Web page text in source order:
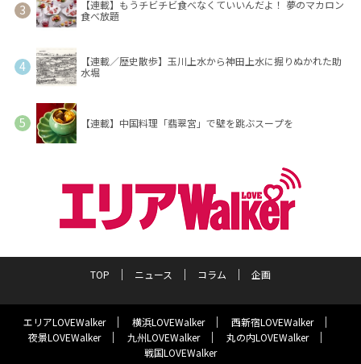
【連載】もうチビチビ食べなくていいんだよ！ 夢のマカロン
食べ放題
【連載／歴史散歩】玉川上水から神田上水に掘りぬかれた助
水堀
【連載】中国料理「翡翠宮」で壁を跳ぶスープを
TOP ニュース コラム 企画
エリアLOVEWalker 横浜LOVEWalker
西新宿LOVEWalker
夜景LOVEWalker
九州LOVEWalker
丸の内LOVEWalker
戦国LOVEWalker